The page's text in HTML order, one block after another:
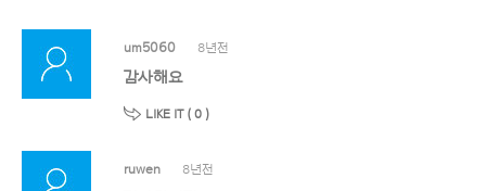
um5060 8년전
감사해요
LIKE IT ( 0 )
ruwen 8년전